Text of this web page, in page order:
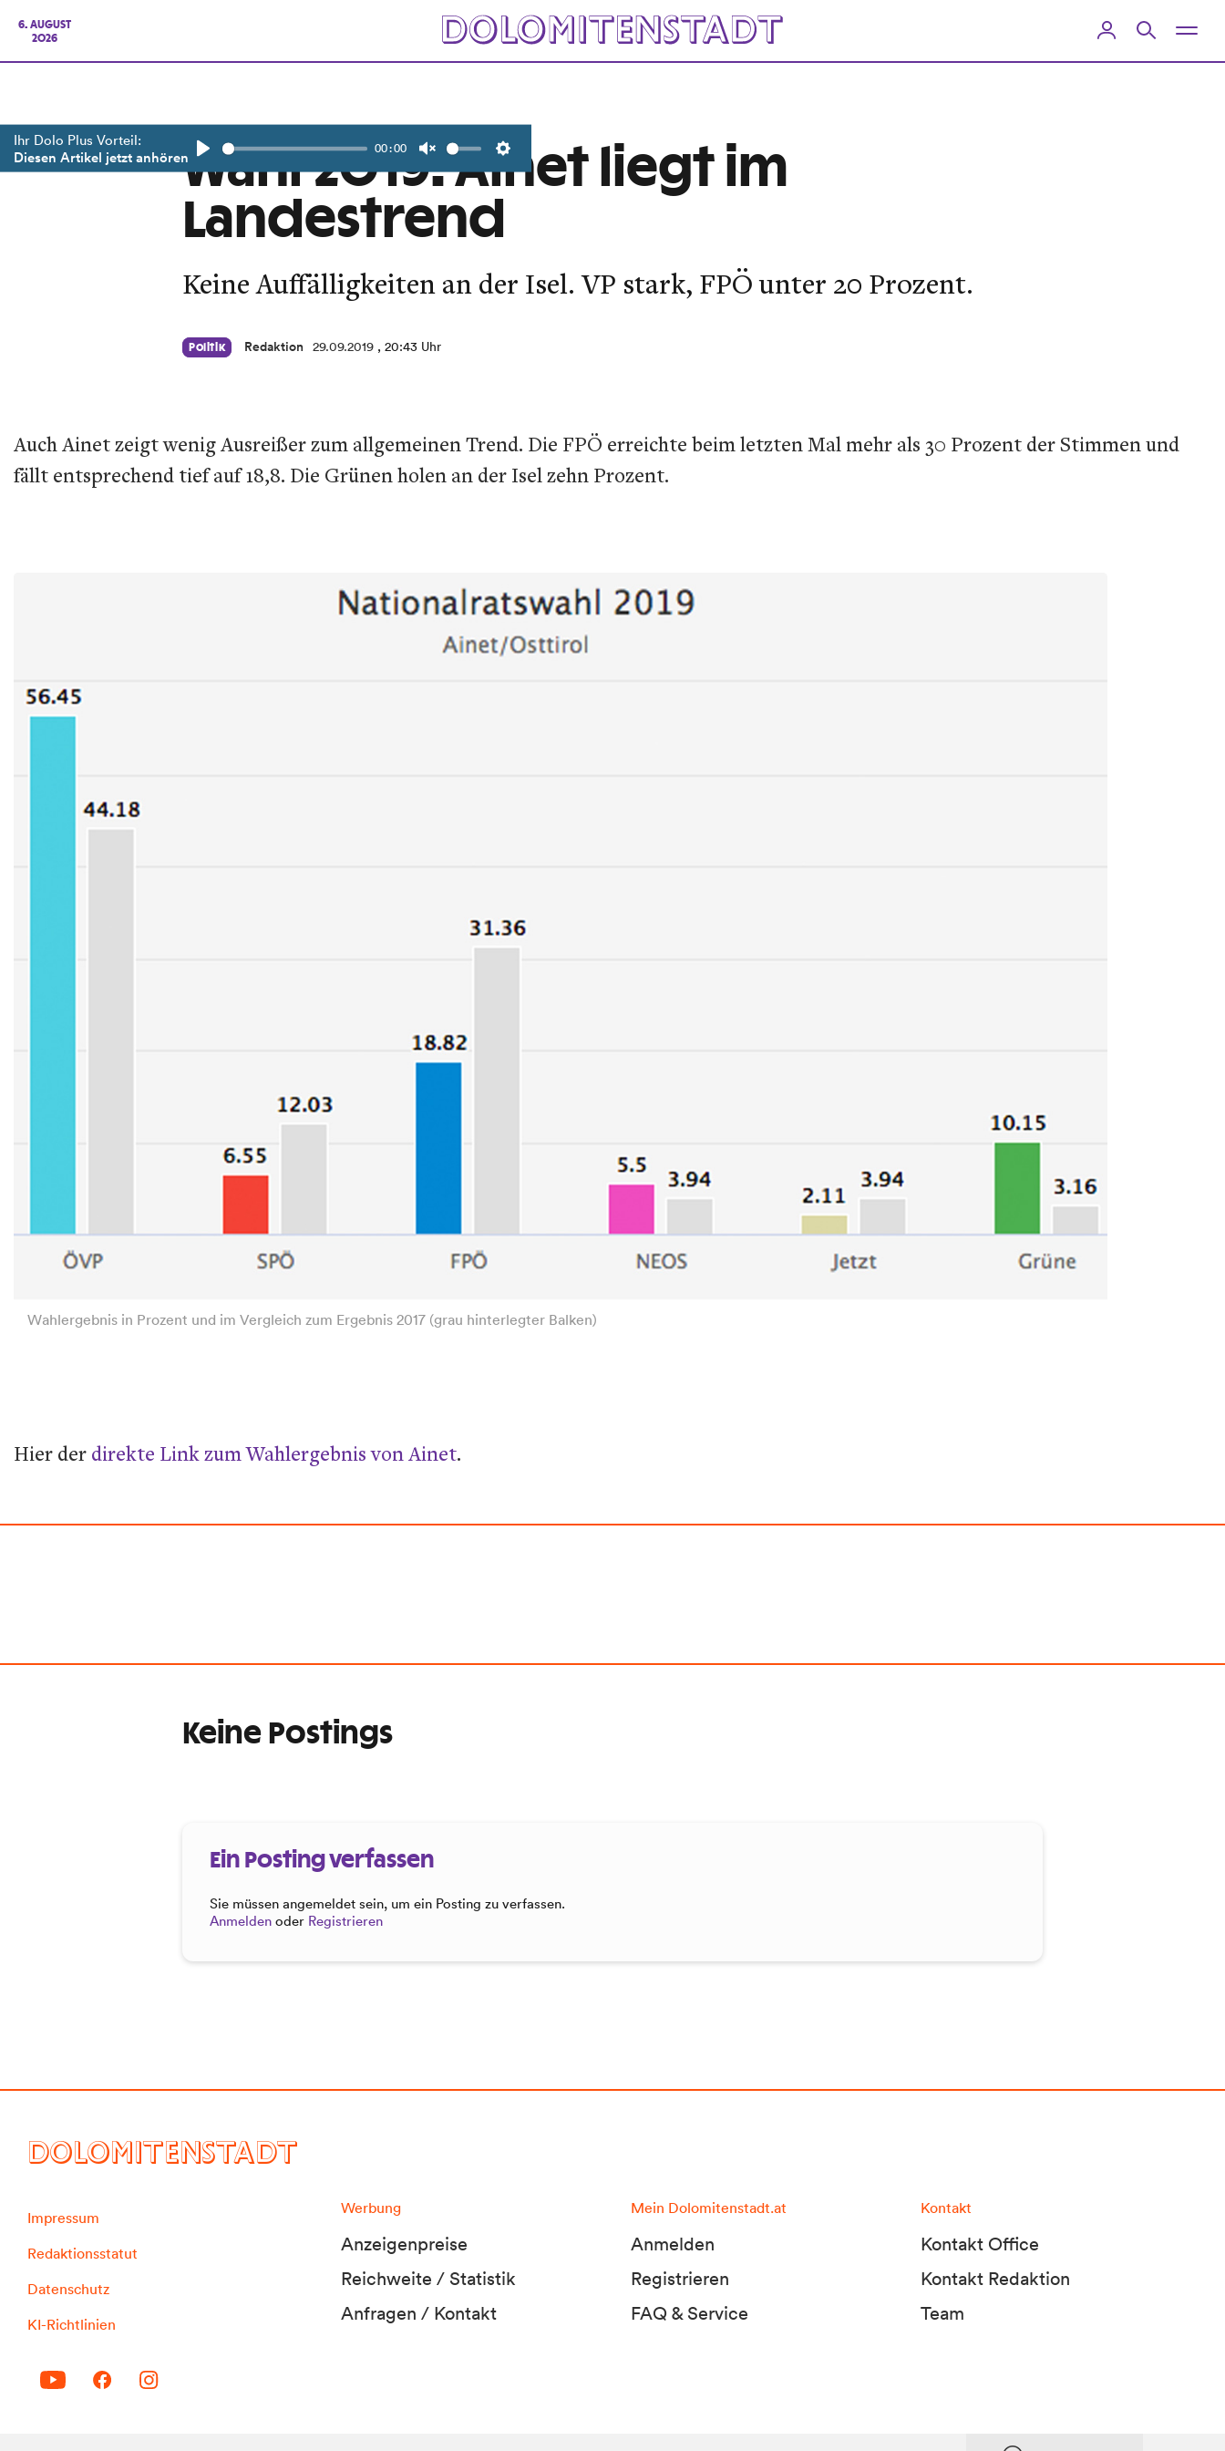
6. AUGUST
2026
Ihr Dolo Plus Vorteil:
Diesen Artikel jetzt anhören
Play
00:00
Unmute Settings
Wahl 2019: Ainet liegt im
Landestrend
Keine Auffälligkeiten an der Isel. VP stark, FPÖ unter 20 Prozent.
Politik Redaktion 29.09.2019 , 20:43 Uhr
Auch Ainet zeigt wenig Ausreißer zum allgemeinen Trend. Die FPÖ erreichte beim letzten Mal mehr als 30 Prozent der Stimmen und
fällt entsprechend tief auf 18,8. Die Grünen holen an der Isel zehn Prozent.
Wahlergebnis in Prozent und im Vergleich zum Ergebnis 2017 (grau hinterlegter Balken)
Hier der direkte Link zum Wahlergebnis von Ainet.
Keine Postings
Ein Posting verfassen
Sie müssen angemeldet sein, um ein Posting zu verfassen.
Anmelden oder Registrieren
DOLOMITENSTADT
Impressum
Redaktionsstatut
Datenschutz
KI-Richtlinien
Werbung
Anzeigenpreise
Reichweite / Statistik
Anfragen / Kontakt
Mein Dolomitenstadt.at
Anmelden
Registrieren
FAQ & Service
Kontakt
Kontakt Office
Kontakt Redaktion
Team